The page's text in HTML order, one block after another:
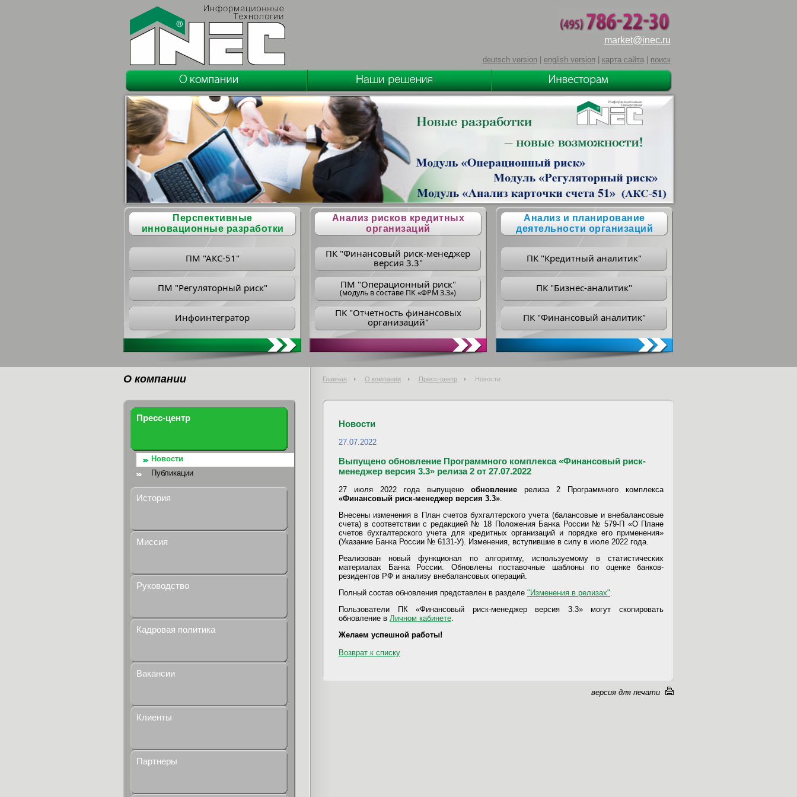
market@inec.ru
deutsch version| english version| карта сайта| поиск
Перспективные
инновационные разработки
ПМ "АКС-51"
ПМ "Регуляторный риск"
Инфоинтегратор
Анализ рисков кредитных
организаций
ПК "Финансовый риск-менеджер
версия 3.3"
ПM "Операционный риск"
(модуль в составе ПК «ФРМ 3.3»)
ПK "Отчетность финансовых
организаций"
Анализ и планирование
деятельности организаций
ПК "Кредитный аналитик"
ПК "Бизнес-аналитик"
ПК "Финансовый аналитик"
О компании Главная О компании Пресс-центр Новости
Пресс-центр
Новости
Публикации
История
Миссия
Руководство
Кадровая политика
Вакансии
Клиенты
Партнеры
Новости
27.07.2022
Выпущено обновление Программного комплекса «Финансовый риск-
менеджер версия 3.3» релиза 2 от 27.07.2022
27 июля 2022 года выпущено обновление релиза 2 Программного комплекса
«Финансовый риск-менеджер версия 3.3»
Внесены изменения в План счетов бухгалтерского учета (балансовые и внебалансовые
счета) в соответствии с редакцией № 18 Положения Банка России № 579-П «О Плане
счетов бухгалтерского учета для кредитных организаций и порядке его применения»
(Указание Банка России № 6131-У). Изменения, вступившие в силу в июле 2022 года.
Реализован новый функционал по алгоритму, используемому в статистических
материалах Банка России. Обновлены поставочные шаблоны по оценке банков-
резидентов РФ и анализу внебалансовых операций.
Полный состав обновления представлен в разделе "Изменения в релизах"
Пользователи ПК «Финансовый риск-менеджер версия 3.3» могут скопировать
обновление в Личном кабинете
Желаем успешной работы!
Возврат к списку
версия для печати